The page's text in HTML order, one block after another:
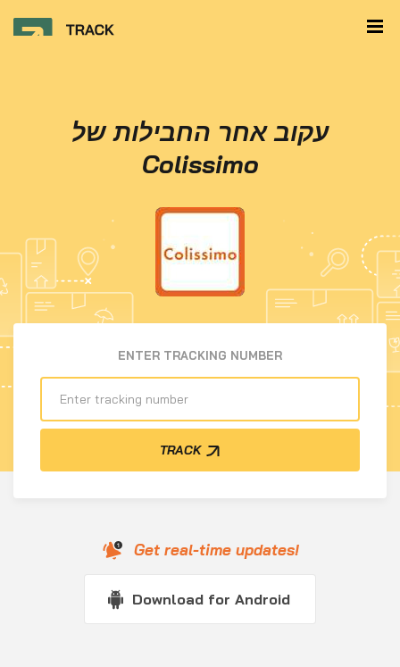
עקוב אחר החבילות של
Colissimo
ENTER TRACKING NUMBER
TRACK
Get real-time updates!
Download for Android